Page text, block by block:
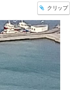
クリップ